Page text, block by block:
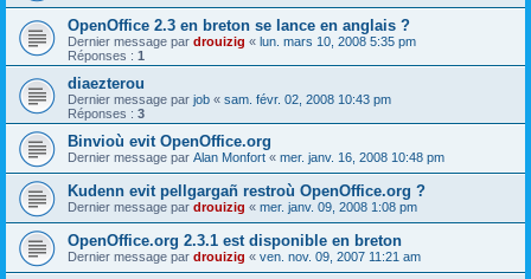
OpenOffice 2.3 en breton se lance en anglais ?
Dernier message par drouizig « lun. mars 10, 2008 5:35 pm
Réponses : 1
diaezterou
Dernier message par job « sam. févr. 02, 2008 10:43 pm
Réponses : 3
Binvioù evit OpenOffice.org
Dernier message par Alan Monfort « mer. janv. 16, 2008 10:48 pm
Kudenn evit pellgargañ restroù OpenOffice.org ?
Dernier message par drouizig « mer. janv. 09, 2008 1:08 pm
OpenOffice.org 2.3.1 est disponible en breton
Dernier message par drouizig « ven. nov. 09, 2007 11:21 am